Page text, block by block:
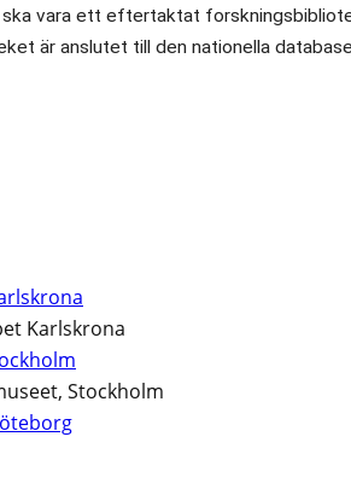
vara ett eftertaktat
är anslutet till den nationella
Karlskrona
Stockholm